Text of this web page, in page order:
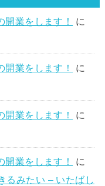
業をします！
に
業をします！
に
業をします！
に
業をします！
に
るみたい – いたばし